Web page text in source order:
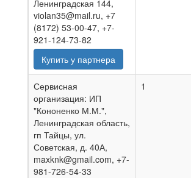
Ленинградская 144,
violan35@mail.ru, +7
(8172) 53-00-47, +7-
921-124-73-82
Купить у партнера
Сервисная
организация: ИП
"Кононенко М.М.",
Ленинградская область,
гп Тайцы, ул.
Советская, д. 40А,
maxknk@gmail.com, +7-
981-726-54-33
1